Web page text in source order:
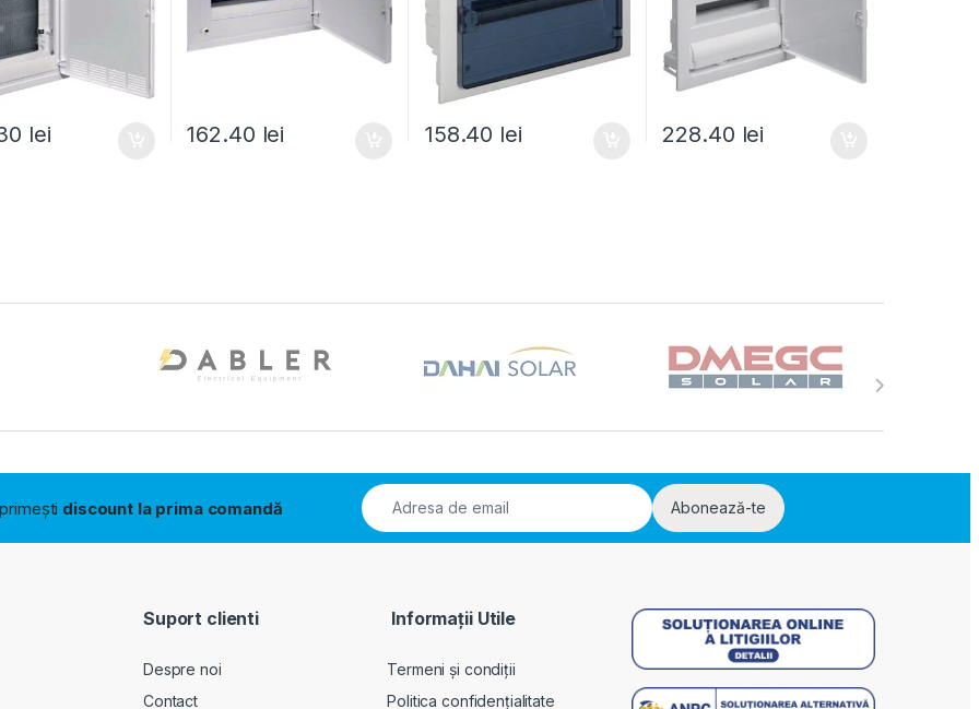
lei 162.40 lei 158.40 lei 228.40 lei
discount la prima comandă Abonează-te
Suport clienti
Despre noi
Contact
Informații Utile
Termeni și condiții
Politica confidențialitate